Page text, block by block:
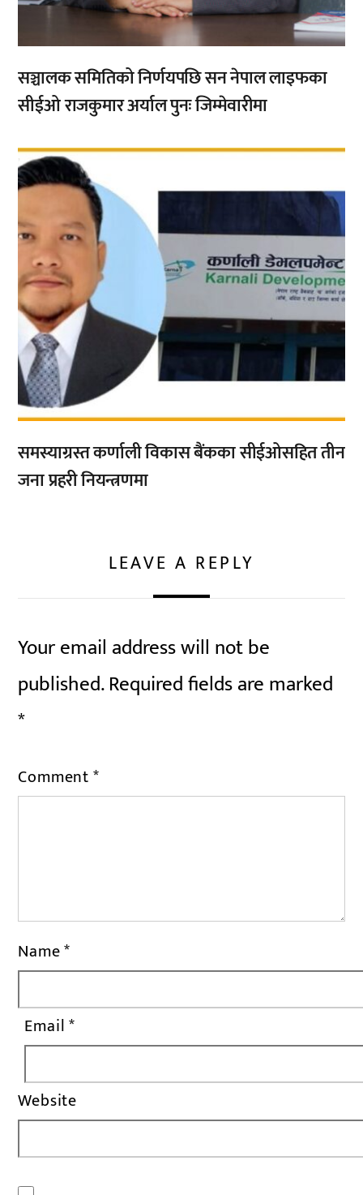
सञ्चालक समितिको निर्णयपछि सन नेपाल लाइफका
सीईओ राजकुमार अर्याल पुनः जिम्मेवारीमा
,
समस्याग्रस्त कर्णाली विकास बैंकका सीईओसहित तीन
जना प्रहरी नियन्त्रणमा
LEAVE A REPLY
Your email address will not be
published.Required fields are marked
*
Comment*
Name*
Email*
Website